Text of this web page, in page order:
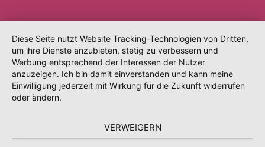
Diese Seite nutzt Website Tracking-Technologien von Dritten,
um ihre Dienste anzubieten, stetig zu verbessern und
Werbung entsprechend der Interessen der Nutzer
anzuzeigen. Ich bin damit einverstanden und kann meine
Einwilligung jederzeit mit Wirkung für die Zukunft widerrufen
oder ändern.
VERWEIGERN